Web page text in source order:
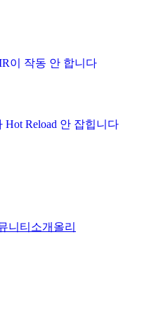
이 작동 안 합니다
Hot Reload 안 잡힙니다
니티 소개 올리